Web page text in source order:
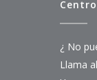
¿ No
Llama